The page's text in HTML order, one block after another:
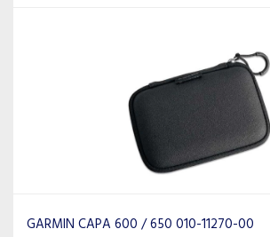
GARMIN CAPA 600 / 650 010-11270-00